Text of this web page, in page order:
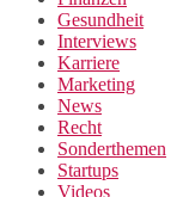
Gesundheit
Interviews
Karriere
Marketing
News
Recht
Sonderthemen
Startups
Videos